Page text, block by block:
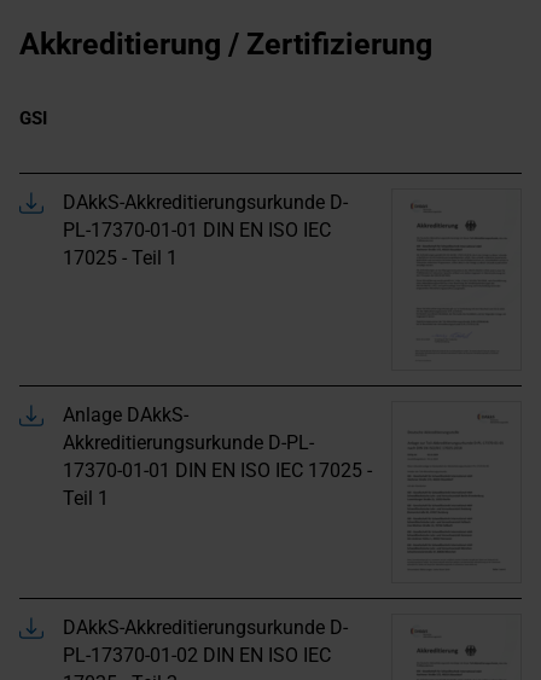
Akkreditierung / Zertifizierung
GSI
DAkkS-Akkreditierungsurkunde D-
PL-17370-01-01 DIN EN ISO IEC
17025 - Teil 1
Anlage DAkkS-
Akkreditierungsurkunde D-PL-
17370-01-01 DIN EN ISO IEC 17025 -
Teil 1
DAkkS-Akkreditierungsurkunde D-
PL-17370-01-02 DIN EN ISO IEC